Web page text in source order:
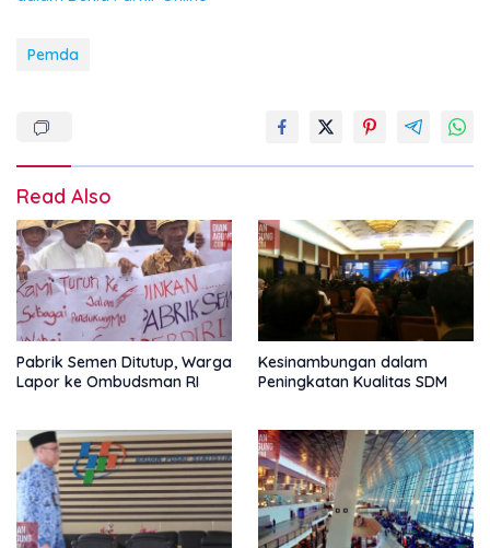
Pemda
Read Also
Pabrik Semen Ditutup, Warga
Lapor ke Ombudsman RI
Kesinambungan dalam
Peningkatan Kualitas SDM